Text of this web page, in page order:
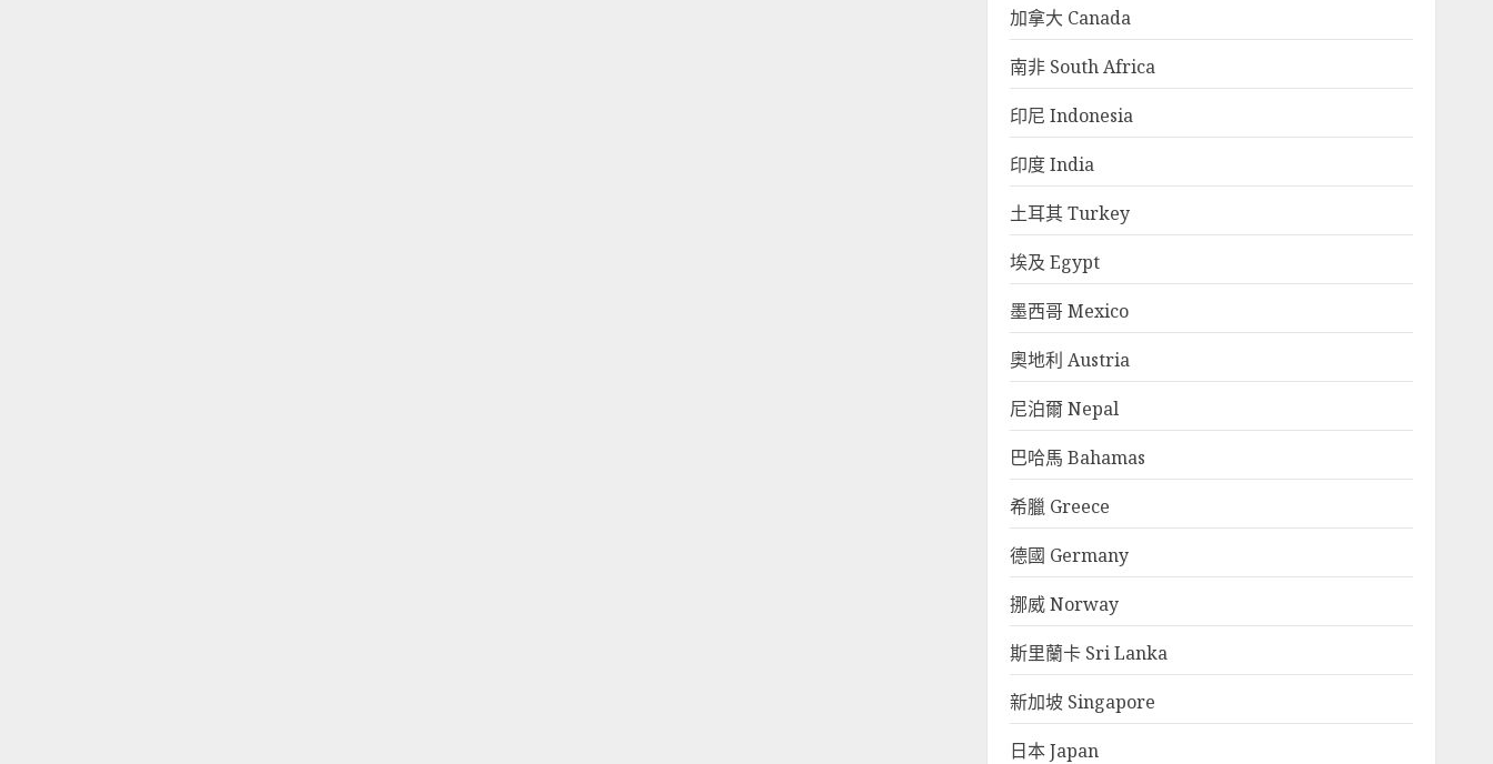
加拿大 Canada
南非 South Africa
印尼 Indonesia
印度 India
土耳其 Turkey
埃及 Egypt
墨西哥 Mexico
奧地利 Austria
尼泊爾 Nepal
巴哈馬 Bahamas
希臘 Greece
德國 Germany
挪威 Norway
斯里蘭卡 Sri Lanka
新加坡 Singapore
日本 Japan